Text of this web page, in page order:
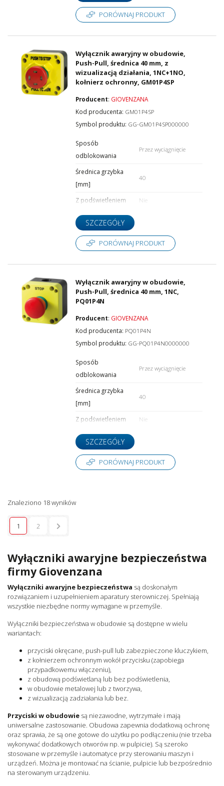
PORÓWNAJ PRODUKT
Wyłącznik awaryjny w obudowie,
Push-Pull, średnica 40 mm, z
wizualizacją działania, 1NC+1NO,
kołnierz ochronny, GM01P4SP
Producent: GIOVENZANA
Kod producenta: GM01P4SP
Symbol produktu: GG-GM01P4SP000000
Sposób
odblokowania
Przez wyciągnięcie
Średnica grzybka
[mm]
40
Z podświetleniem Nie
SZCZEGÓŁY
PORÓWNAJ PRODUKT
Wyłącznik awaryjny w obudowie,
Push-Pull, średnica 40 mm, 1NC,
PQ01P4N
Producent: GIOVENZANA
Kod producenta: PQ01P4N
Symbol produktu: GG-PQ01P4N0000000
Sposób
odblokowania
Przez wyciągnięcie
Średnica grzybka
[mm]
40
Z podświetleniem Nie
SZCZEGÓŁY
PORÓWNAJ PRODUKT
Znaleziono 18 wyników
1 2
Wyłączniki awaryjne bezpieczeństwa
firmy Giovenzana
Wyłączniki awaryjne bezpieczeństwa są doskonałym
rozwiązaniem i uzupełnieniem aparatury sterowniczej. Spełniają
wszystkie niezbędne normy wymagane w przemyśle.
Wyłączniki bezpieczeństwa w obudowie są dostępne w wielu
wariantach:
przyciski okręcane, push-pull lub zabezpieczone kluczykiem,
z kołnierzem ochronnym wokół przycisku (zapobiega
przypadkowemu włączeniu),
z obudową podświetlaną lub bez podświetlenia,
w obudowie metalowej lub z tworzywa,
z wizualizacją zadziałania lub bez.
Przyciski w obudowie są niezawodne, wytrzymałe i mają
uniwersalne zastosowanie. Obudowa zapewnia dodatkową ochronę
oraz sprawia, że są one gotowe do użytku po podłączeniu (nie trzeba
wykonywać dodatkowych otworów np. w pulpicie). Są szeroko
stosowane w przemyśle i automatyce przy sterowaniu maszyn i
urządzeń. Można je montować na ścianie, pulpicie lub bezpośrednio
na sterowanym urządzeniu.